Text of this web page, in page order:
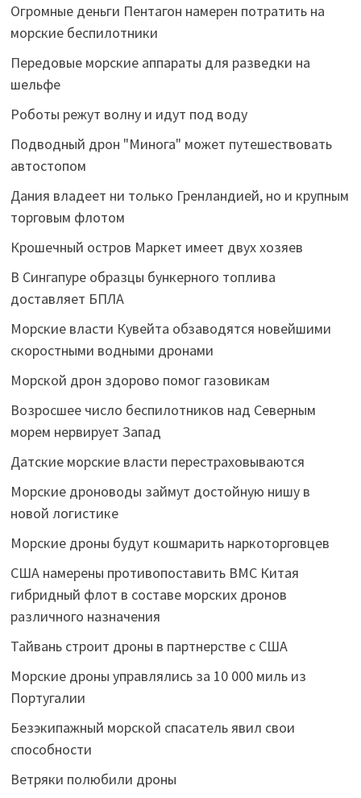
Огромные деньги Пентагон намерен потратить на
морские беспилотники
Передовые морские аппараты для разведки на
шельфе
Роботы режут волну и идут под воду
Подводный дрон "Минога" может путешествовать
автостопом
Дания владеет ни только Гренландией, но и крупным
торговым флотом
Крошечный остров Маркет имеет двух хозяев
В Сингапуре образцы бункерного топлива
доставляет БПЛА
Морские власти Кувейта обзаводятся новейшими
скоростными водными дронами
Морской дрон здорово помог газовикам
Возросшее число беспилотников над Северным
морем нервирует Запад
Датские морские власти перестраховываются
Морские дроноводы займут достойную нишу в
новой логистике
Морские дроны будут кошмарить наркоторговцев
США намерены противопоставить ВМС Китая
гибридный флот в составе морских дронов
различного назначения
Тайвань строит дроны в партнерстве с США
Морские дроны управлялись за 10 000 миль из
Португалии
Безэкипажный морской спасатель явил свои
способности
Ветряки полюбили дроны